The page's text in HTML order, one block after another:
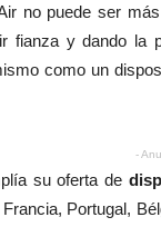
no puede ser
fianza y dando la
como un
-
su oferta de
Portugal,